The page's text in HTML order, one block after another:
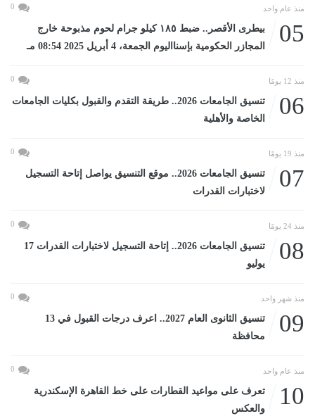
منذ عام واحد 0
05
بيطرى الأقصر.. ضبط ١٨٥ كيلو جرام لحوم مذبوحة خارج
المجازر الحكومية بإسنااليوم الجمعة، 4 أبريل 2025 08:54 مـ
منذ 12 يومًا 0
06
تنسيق الجامعات 2026.. طريقة التقدم والقبول بكليات الجامعات
الخاصة والأهلية
منذ 19 يومًا 0
07
تنسيق الجامعات 2026.. موقع التنسيق يواصل إتاحة التسجيل
لاختبارات القدرات
منذ 24 يومًا 0
08
تنسيق الجامعات 2026.. إتاحة التسجيل لاختبارات القدرات 17
يوليو
منذ شهر واحد 0
09
تنسيق الثانوى العام 2027.. اعرف درجات القبول في 13
محافظة
منذ عام واحد 0
10
تعرف على مواعيد القطارات على خط القاهرة الإسكندرية
والعكس